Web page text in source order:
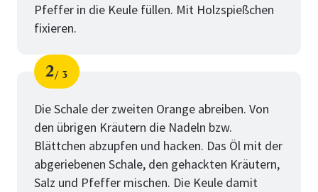
Pfeffer in die Keule füllen. Mit Holzspießchen
fixieren.
Schritt
2
von
3
Die Schale der zweiten Orange abreiben. Von
den übrigen Kräutern die Nadeln bzw.
Blättchen abzupfen und hacken. Das Öl mit der
abgeriebenen Schale, den gehackten Kräutern,
Salz und Pfeffer mischen. Die Keule damit